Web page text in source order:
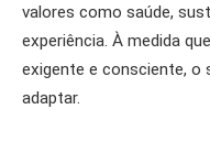
valores como saúde,
experiência. À medida
exigente e consciente,
adaptar.